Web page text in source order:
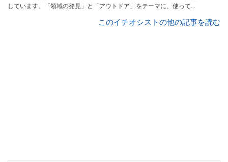
しています。「領域の発見」と「アウトドア」をテーマに、使ってて
このイチオシストの他の記事を読む